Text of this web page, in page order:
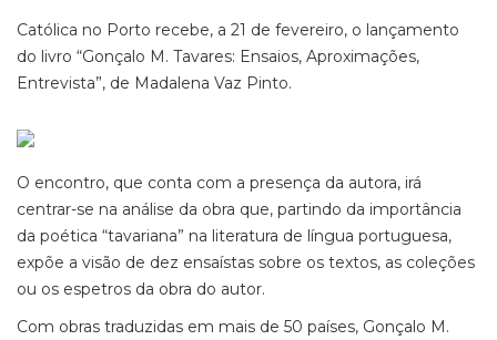
Católica no Porto recebe, a 21 de fevereiro, o lançamento
do livro “Gonçalo M. Tavares: Ensaios, Aproximações,
Entrevista”, de Madalena Vaz Pinto.
O encontro, que conta com a presença da autora, irá
centrar-se na análise da obra que, partindo da importância
da poética “tavariana” na literatura de língua portuguesa,
expõe a visão de dez ensaístas sobre os textos, as coleções
ou os espetros da obra do autor.
Com obras traduzidas em mais de 50 países, Gonçalo M.